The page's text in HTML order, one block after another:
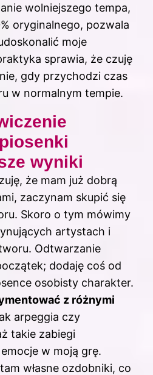
wolniejszego tempa,
oryginalnego, pozwala
moje
sprawia, że czuję
gdy przychodzi czas
w normalnym tempie.
wyniki
że mam już dobrą
zaczynam skupić się
Skoro o tym mówimy
artystach i
. Odtwarzanie
dodaję coś od
osobisty charakter.
z różnymi
arpeggia czy
takie zabiegi
w moją grę.
własne ozdobniki, co